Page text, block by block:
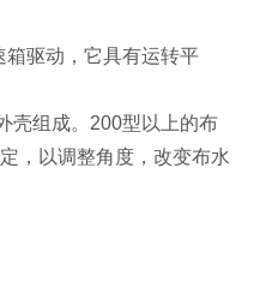
驱动，它具有运转平
壳组成。200型以上的布
，以调整角度，改变布水